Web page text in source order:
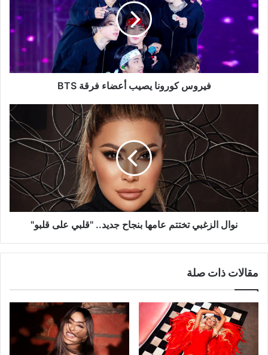
أعضاء
فرقة
BTS
فيروس كورونا يصيب أعضاء فرقة BTS
عامها
بنجاح
جديد..
"قلبي
على
قلبو"
نوال الزغبي تختتم عامها بنجاح جديد.. "قلبي على قلبو"
مقالات ذات صلة